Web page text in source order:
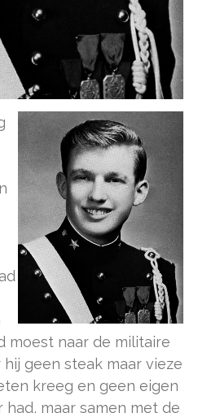
moest naar de militaire
hij geen steak maar vieze
kreeg en geen eigen
had, maar samen met de